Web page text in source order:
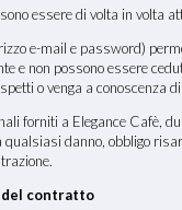
essere di volta in volta
e-mail e password)
e non possono essere
o venga a conoscenza
forniti a Elegance Cafè,
danno, obbligo
del contratto